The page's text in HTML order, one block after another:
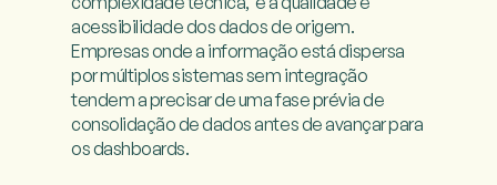
acessibilidade dos dados de origem.
Empresas onde a informação está dispersa
por múltiplos sistemas sem integração
tendem a precisar de uma fase prévia de
consolidação de dados antes de avançar para
os dashboards.